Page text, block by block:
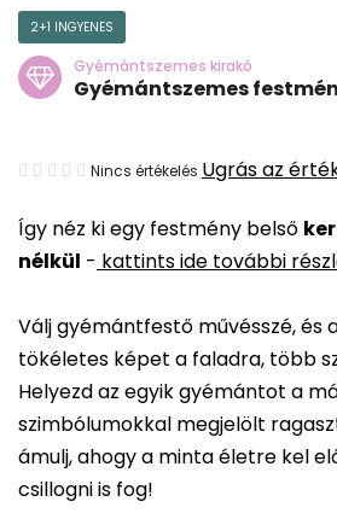
Így néz ki egy festmény belső
nélkül - kattints ide további
Válj gyémántfestő művésszé, és
tökéletes képet a faladra, több
Helyezd az egyik gyémántot a
szimbólumokkal megjelölt
ámulj, ahogy a minta életre kel
csillogni is fog!
2+1 INGYENES
Gyémántszemes kirakó
Gyémántszemes
A
átlagos
értékelése
ből
0,0
csillag.
Nincs értékelés Ugrás az